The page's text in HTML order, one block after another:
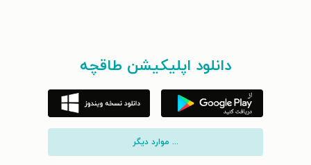
دانلود اپلیکیشن طاقچه
... موارد دیگر